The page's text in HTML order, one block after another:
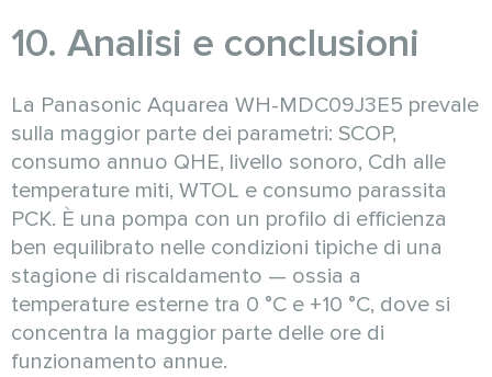
10. Analisi e conclusioni
La Panasonic Aquarea WH-MDC09J3E5 prevale
sulla maggior parte dei parametri: SCOP,
consumo annuo QHE, livello sonoro, Cdh alle
temperature miti, WTOL e consumo parassita
PCK. È una pompa con un profilo di efficienza
ben equilibrato nelle condizioni tipiche di una
stagione di riscaldamento — ossia a
temperature esterne tra 0 °C e +10 °C, dove si
concentra la maggior parte delle ore di
funzionamento annue.